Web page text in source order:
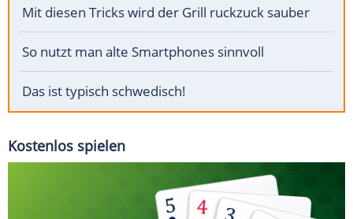
Mit diesen Tricks wird der Grill ruckzuck sauber
So nutzt man alte Smartphones sinnvoll
Das ist typisch schwedisch!
Kostenlos spielen